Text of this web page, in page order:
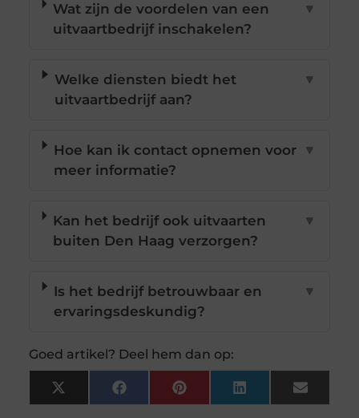
Wat zijn de voordelen van een
uitvaartbedrijf inschakelen?
▼
Welke diensten biedt het
uitvaartbedrijf aan?
▼
Hoe kan ik contact opnemen voor
meer informatie?
▼
Kan het bedrijf ook uitvaarten
buiten Den Haag verzorgen?
▼
Is het bedrijf betrouwbaar en
ervaringsdeskundig?
▼
Goed artikel? Deel hem dan op:
X
(Twitter)
FacebookPinterestLinkedInEmail